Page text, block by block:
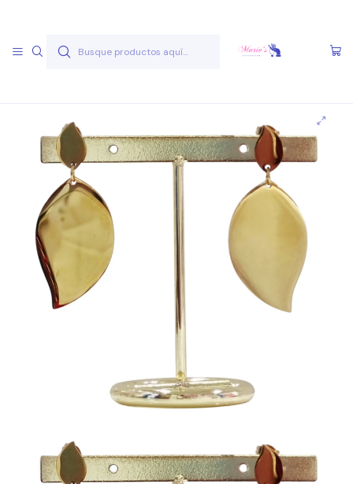
Inicio Joyas Acero Quirúgico Aros Acero Quirúgico
Aros A.Q. Dorados Aro AQ D 15